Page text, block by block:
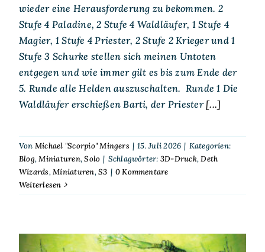
wieder eine Herausforderung zu bekommen. 2
Stufe 4 Paladine, 2 Stufe 4 Waldläufer, 1 Stufe 4
Magier, 1 Stufe 4 Priester, 2 Stufe 2 Krieger und 1
Stufe 3 Schurke stellen sich meinen Untoten
entgegen und wie immer gilt es bis zum Ende der
5. Runde alle Helden auszuschalten. Runde 1 Die
Waldläufer erschießen Barti, der Priester[...]
Von Michael "Scorpio" Mingers | 15. Juli 2026 | Kategorien:
Blog,Miniaturen,Solo | Schlagwörter: 3D-Druck,Deth
Wizards,Miniaturen,S3 | 0 Kommentare
Weiterlesen